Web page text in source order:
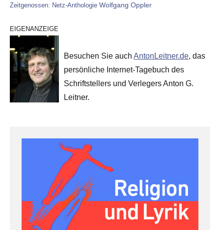
Zeitgenossen: Netz-Anthologie Wolfgang Oppler
EIGENANZEIGE
Besuchen Sie auch AntonLeitner.de, das
persönliche Internet-Tagebuch des
Schriftstellers und Verlegers Anton G.
Leitner.